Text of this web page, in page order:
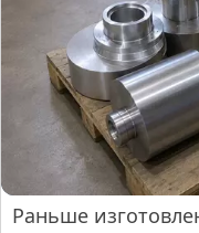
Раньше